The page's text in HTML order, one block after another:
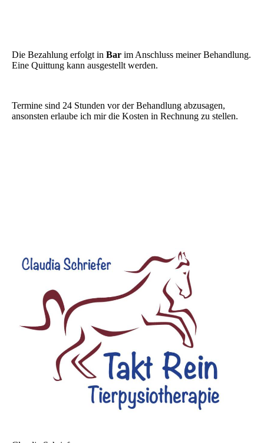
Die Bezahlung erfolgt in Bar im Anschluss meiner Behandlung.
Eine Quittung kann ausgestellt werden.
Termine sind 24 Stunden vor der Behandlung abzusagen,
ansonsten erlaube ich mir die Kosten in Rechnung zu stellen.